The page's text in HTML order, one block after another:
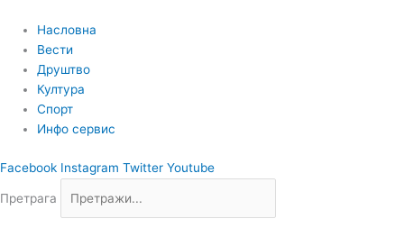
садржај
Насловна
Вести
Друштво
Култура
Спорт
Инфо сервис
Facebook Instagram Twitter Youtube
Претрага